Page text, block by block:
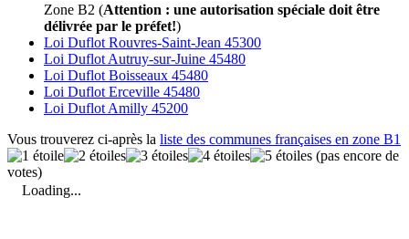
Zone B2 (Attention : une autorisation spéciale doit être
délivrée par le préfet!)
Loi Duflot Rouvres-Saint-Jean 45300
Loi Duflot Autruy-sur-Juine 45480
Loi Duflot Boisseaux 45480
Loi Duflot Erceville 45480
Loi Duflot Amilly 45200
Vous trouverez ci-après la liste des communes françaises en zone B1
(pas encore de
votes)
Loading...